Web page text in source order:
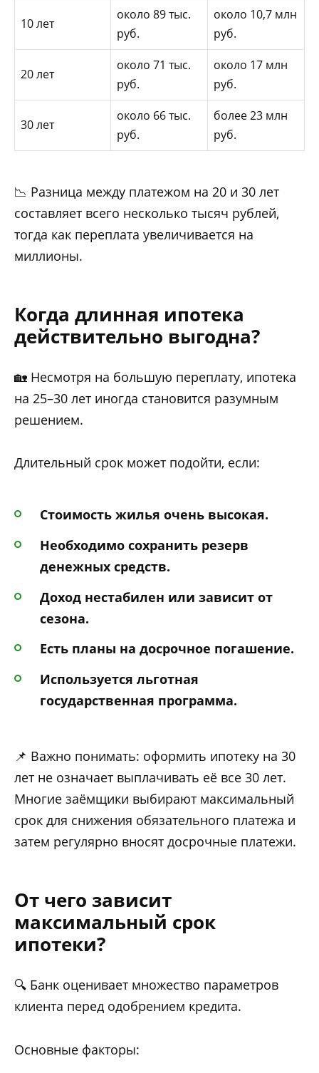
10 лет
около 89 тыс.
руб.
около 10,7 млн
руб.
20 лет
около 71 тыс.
руб.
около 17 млн
руб.
30 лет
около 66 тыс.
руб.
более 23 млн
руб.
📉 Разница между платежом на 20 и 30 лет
составляет всего несколько тысяч рублей,
тогда как переплата увеличивается на
миллионы.
Когда длинная ипотека
действительно выгодна?
🏡 Несмотря на большую переплату, ипотека
на 25–30 лет иногда становится разумным
решением.
Длительный срок может подойти, если:
Стоимость жилья очень высокая.
Необходимо сохранить резерв
денежных средств.
Доход нестабилен или зависит от
сезона.
Есть планы на досрочное погашение.
Используется льготная
государственная программа.
📌 Важно понимать: оформить ипотеку на 30
лет не означает выплачивать её все 30 лет.
Многие заёмщики выбирают максимальный
срок для снижения обязательного платежа и
затем регулярно вносят досрочные платежи.
От чего зависит
максимальный срок
ипотеки?
🔍 Банк оценивает множество параметров
клиента перед одобрением кредита.
Основные факторы: